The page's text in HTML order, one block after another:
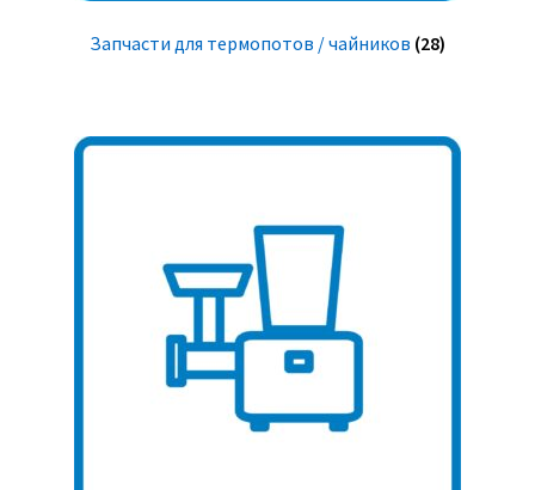
Запчасти для термопотов / чайников (28)